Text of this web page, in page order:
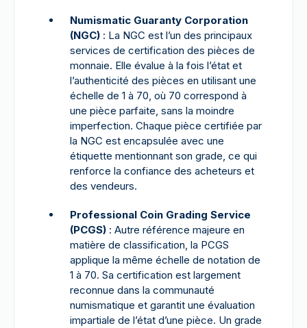
Numismatic Guaranty Corporation
(NGC) : La NGC est l’un des principaux
services de certification des pièces de
monnaie. Elle évalue à la fois l’état et
l’authenticité des pièces en utilisant une
échelle de 1 à 70, où 70 correspond à
une pièce parfaite, sans la moindre
imperfection. Chaque pièce certifiée par
la NGC est encapsulée avec une
étiquette mentionnant son grade, ce qui
renforce la confiance des acheteurs et
des vendeurs.
Professional Coin Grading Service
(PCGS) : Autre référence majeure en
matière de classification, la PCGS
applique la même échelle de notation de
1 à 70. Sa certification est largement
reconnue dans la communauté
numismatique et garantit une évaluation
impartiale de l’état d’une pièce. Un grade